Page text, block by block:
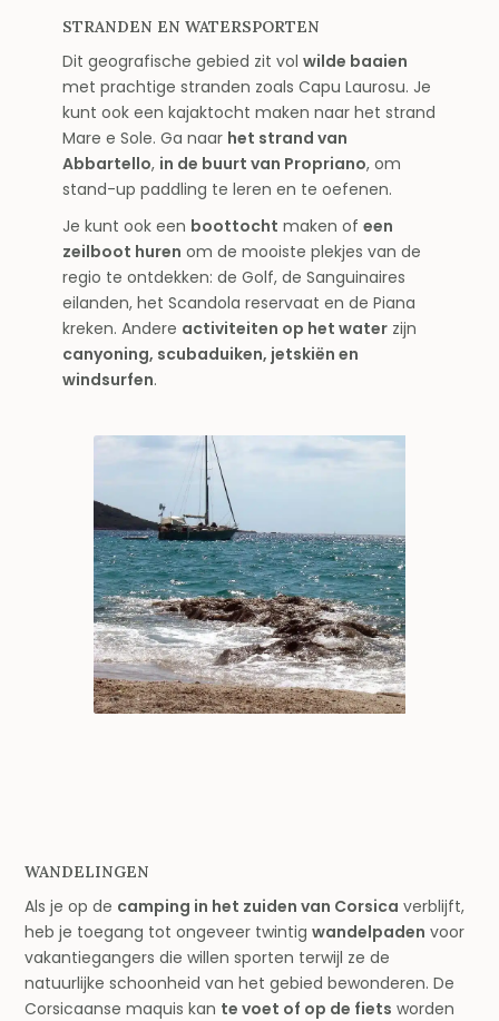
STRANDEN EN WATERSPORTEN
Dit geografische gebied zit vol wilde baaien
met prachtige stranden zoals Capu Laurosu. Je
kunt ook een kajaktocht maken naar het strand
Mare e Sole. Ga naar het strand van
Abbartello, in de buurt van Propriano, om
stand-up paddling te leren en te oefenen.
Je kunt ook een boottocht maken of een
zeilboot huren om de mooiste plekjes van de
regio te ontdekken: de Golf, de Sanguinaires
eilanden, het Scandola reservaat en de Piana
kreken. Andere activiteiten op het waterzijn
canyoning, scubaduiken, jetskiën en
windsurfen.
WANDELINGEN
Als je op de camping in het zuiden van Corsica verblijft,
heb je toegang tot ongeveer twintigwandelpaden voor
vakantiegangers die willen sporten terwijl ze de
natuurlijke schoonheid van het gebied bewonderen. De
Corsicaanse maquis kan te voet of op de fiets worden